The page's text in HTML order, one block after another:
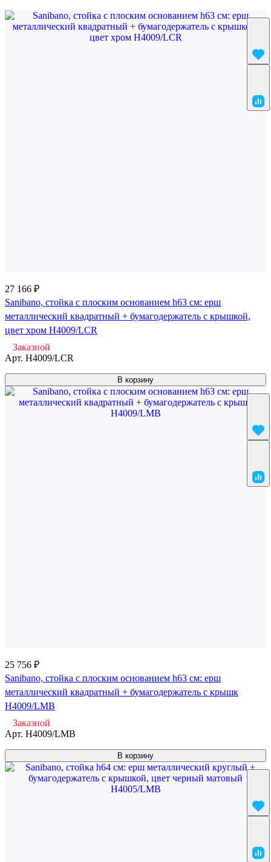
27 166 ₽
Sanibano, стойка с плоским основанием h63 см: ерш
металлический квадратный + бумагодержатель с крышкой,
цвет хром H4009/LCR
Заказной
Арт. H4009/LCR
В корзину
25 756 ₽
Sanibano, стойка с плоским основанием h63 см: ерш
металлический квадратный + бумагодержатель с крышк
H4009/LMB
Заказной
Арт. H4009/LMB
В корзину